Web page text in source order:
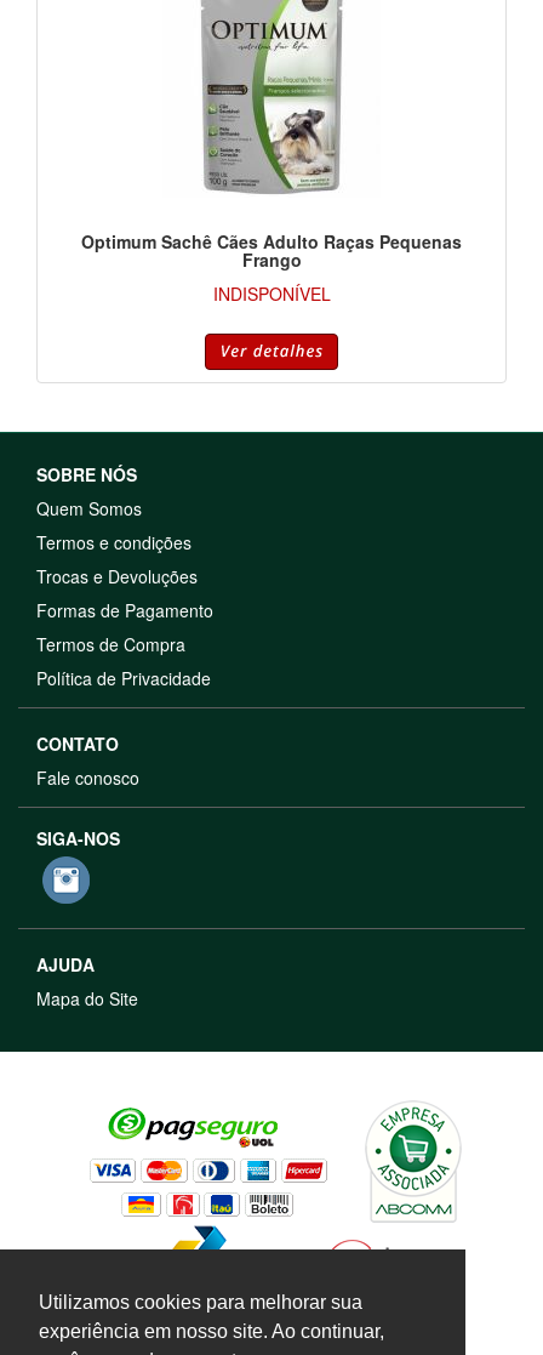
Utilizamos cookies para melhorar sua
experiência em nosso site. Ao continuar,
Optimum Sachê Cães Adulto Raças Pequenas
Frango
INDISPONÍVEL
SOBRE NÓS
Quem Somos
Termos e condições
Trocas e Devoluções
Formas de Pagamento
Termos de Compra
Política de Privacidade
CONTATO
Fale conosco
SIGA-NOS
AJUDA
Mapa do Site